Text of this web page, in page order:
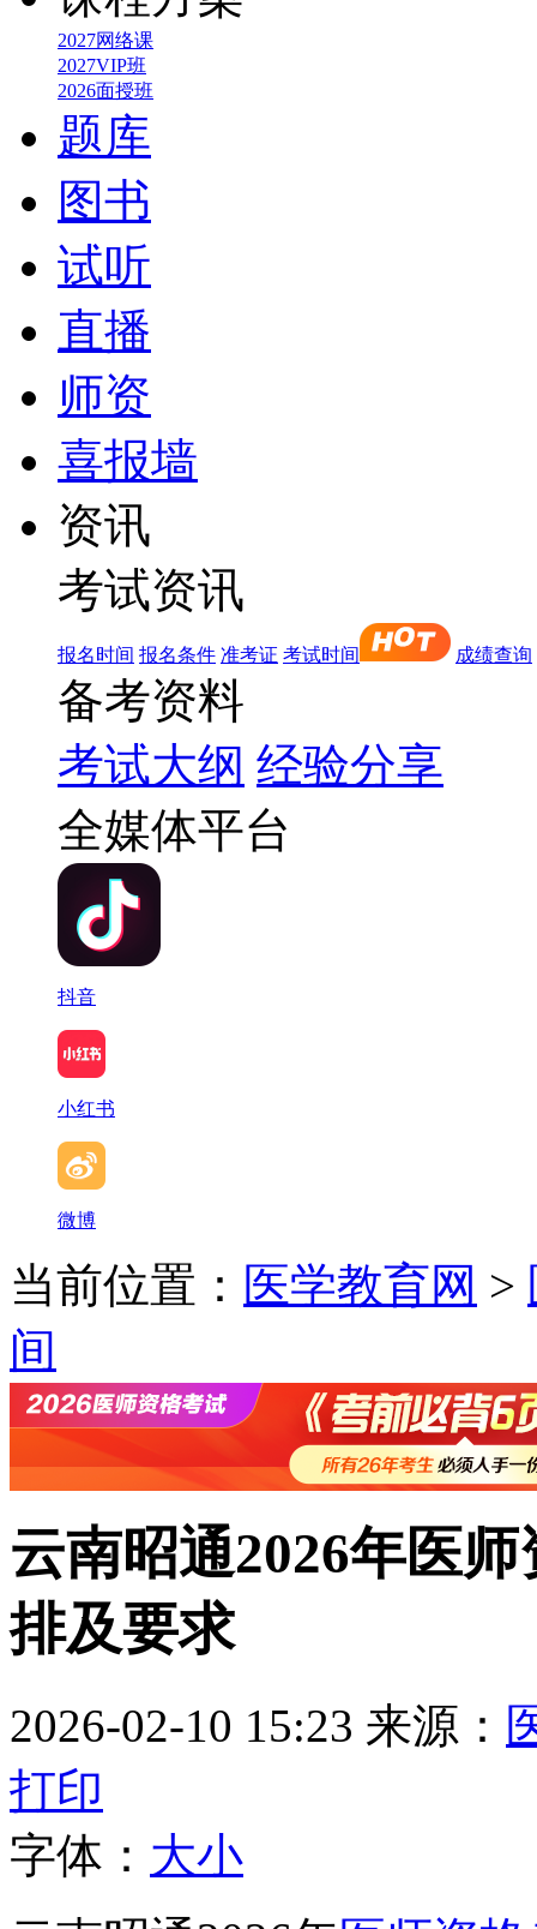
2027网络课
2027VIP班
2026面授班
题库
图书
试听
直播
师资
喜报墙
资讯
考试资讯
报名时间 报名条件 准考证 考试时间 成绩查询
备考资料
考试大纲 经验分享
全媒体平台
抖音
小红书
微博
当前位置： 医学教育网 >
间
云南昭通2026年医
排及要求
2026-02-10 15:23 来源：
打印
字体： 大小